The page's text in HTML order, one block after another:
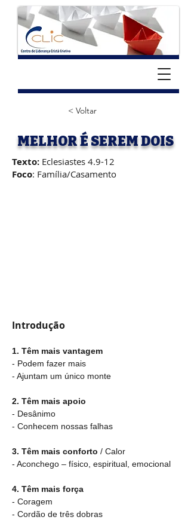
< Voltar
MELHOR É SEREM DOIS
Texto: Eclesiastes 4.9-12
Foco: Família/Casamento
Introdução
1. Têm mais vantagem
- Podem fazer mais
- Ajuntam um único monte
2. Têm mais apoio
- Desânimo
- Conhecem nossas falhas
3. Têm mais conforto / Calor
- Aconchego – físico, espiritual, emocional
4. Têm mais força
- Coragem
- Cordão de três dobras